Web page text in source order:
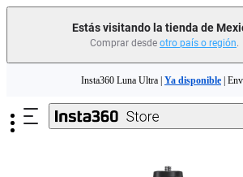
Estás visitando la tienda de
Comprar desde otro país o región.
Insta360 Luna Ultra | Ya disponible |
Insta360 Luna Ultra | |